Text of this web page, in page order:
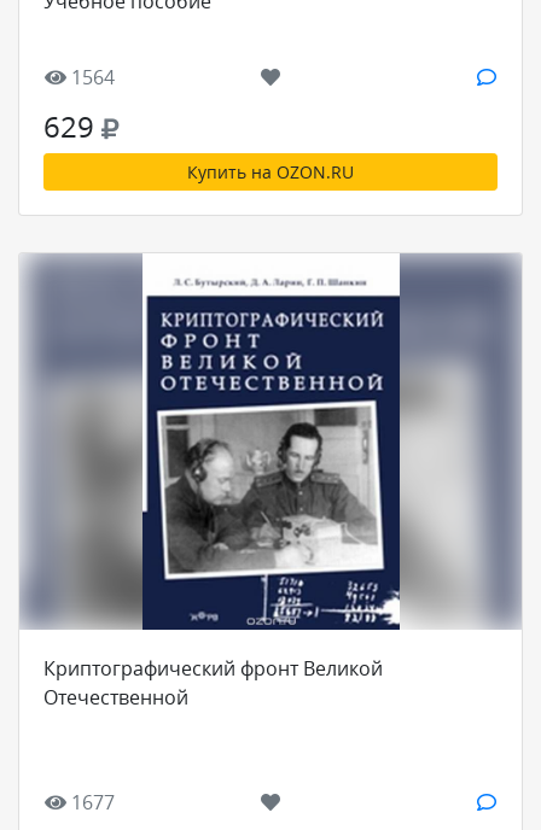
1564
629
Купить на OZON.RU
Криптографический фронт Великой
Отечественной
1677